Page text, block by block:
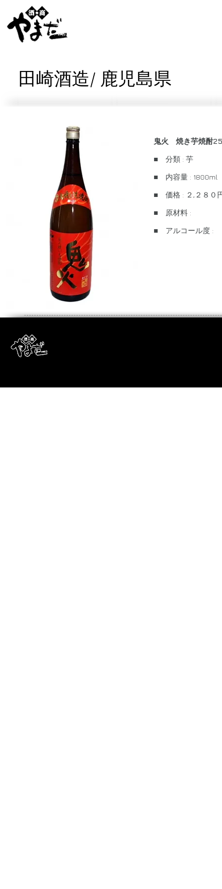
田崎酒造/ 鹿児島県
鬼火 焼き芋焼酎
■ 分類 : 芋
■ 内容量 : 1800ml
■ 価格 : ２,２８０
■ 原材料 :
■ アルコール度 :